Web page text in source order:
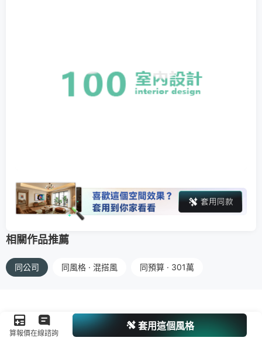
相關作品推薦
同公司 同風格 · 混搭風 同預算 · 301萬
算報價在線諮詢
套用這個風格